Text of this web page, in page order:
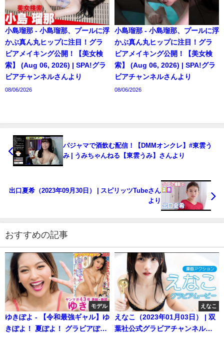
小島瑠那 - 小島瑠那、プールに浮
かぶ真ん丸ヒップに注目！グラ
ビアメイキング公開！【美女検
索】 (Aug 06, 2026) | SPA!グラ
ビアチャンネルさんより
08/06/2026
小島瑠那 - 小島瑠那、プールに浮
かぶ真ん丸ヒップに注目！グラ
ビアメイキング公開！【美女検
索】 (Aug 06, 2026) | SPA!グラ
ビアチャンネルさんより
08/06/2026
パジャマで酒飲む配信！【DMMオンクレ】#東雲う
み | うみちゃんねる【東雲うみ】さんより
出口夏希（2023年09月30日） | スピリッツTubeさん
より
おすすめの記事
モデル
ゆきぽよ - 【令和最強ギャル】ゆ
きぽよ！ 夏ぽよ！ グラビアぽよ
えなこ
えなこ（2023年01月03日） | 双
葉社公式グラビアチャンネルさ